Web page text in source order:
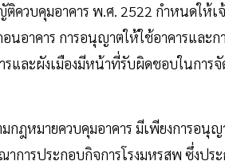
บคุมอาคาร พ.ศ. 2522 กำหนดให้เ
อาคาร การอนุญาตให้ใช้อาคารและก
รและผังเมืองมีหน้าที่รับผิดชอบในการ
กฎหมายควบคุมอาคาร มีเพียงการอนุ
การประกอบกิจการโรงมหรสพ ซึ่งปร